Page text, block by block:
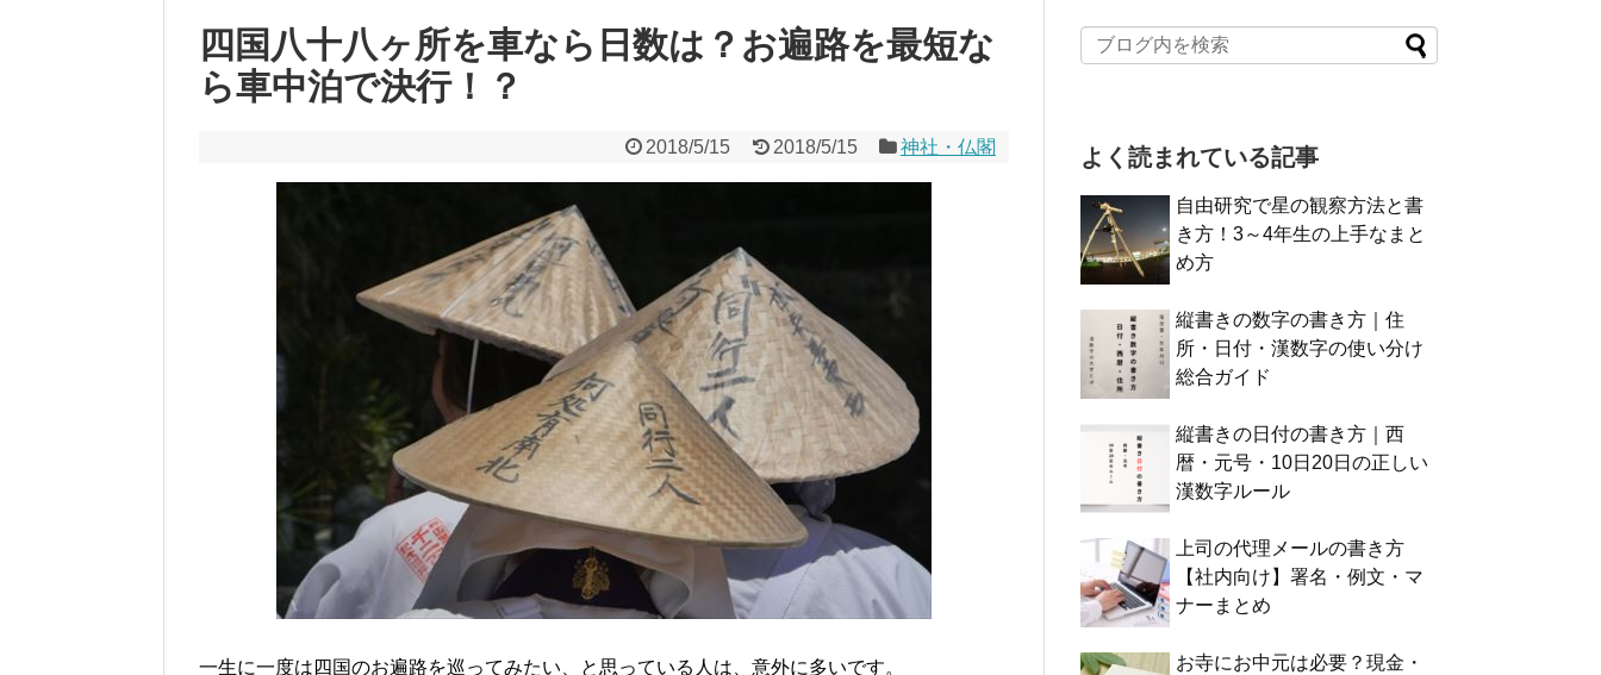
四国八十八ヶ所を車なら日数は？お遍路を最短な
ら車中泊で決行！？
2018/5/15 2018/5/15 神社・仏閣
一生に一度は四国のお遍路を巡ってみたい、と思っている人は、意外に多いです。
よく読まれている記事
自由研究で星の観察方法と書
き方！3～4年生の上手なまと
め方
縦書きの数字の書き方｜住
所・日付・漢数字の使い分け
総合ガイド
縦書きの日付の書き方｜西
暦・元号・10日20日の正しい
漢数字ルール
上司の代理メールの書き方
【社内向け】署名・例文・マ
ナーまとめ
お寺にお中元は必要？現金・